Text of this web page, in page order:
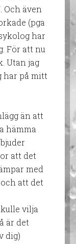
Och även
(pga
har
För att nu
Utan jag
har på mitt
än att
hämma
att det
med
att det
vilja
är det
dig)